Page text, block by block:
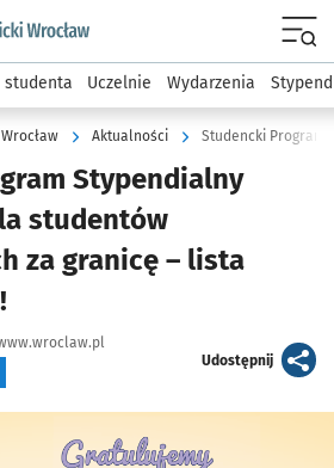
podserwis: Akademicki
studenta Uczelnie Wydarzenia
Aktualności
Stypendialny
studentów
za granicę – lista
Udostępnijartykuł